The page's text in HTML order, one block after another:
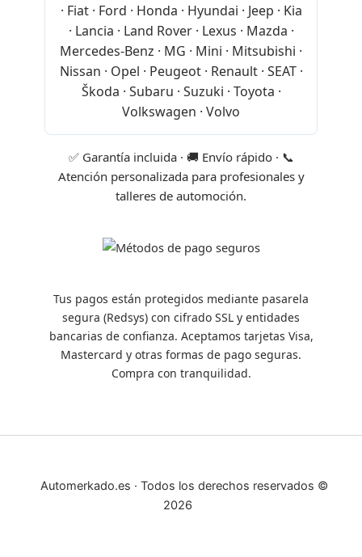
· Fiat · Ford · Honda · Hyundai · Jeep · Kia
· Lancia · Land Rover · Lexus · Mazda ·
Mercedes-Benz · MG · Mini · Mitsubishi ·
Nissan · Opel · Peugeot · Renault · SEAT ·
Škoda · Subaru · Suzuki · Toyota ·
Volkswagen · Volvo
✅ Garantía incluida · 🚚 Envío rápido · 📞
Atención personalizada para profesionales y
talleres de automoción.
Tus pagos están protegidos mediante pasarela
segura (Redsys) con cifrado SSL y entidades
bancarias de confianza. Aceptamos tarjetas Visa,
Mastercard y otras formas de pago seguras.
Compra con tranquilidad.
Automerkado.es · Todos los derechos reservados ©
2026